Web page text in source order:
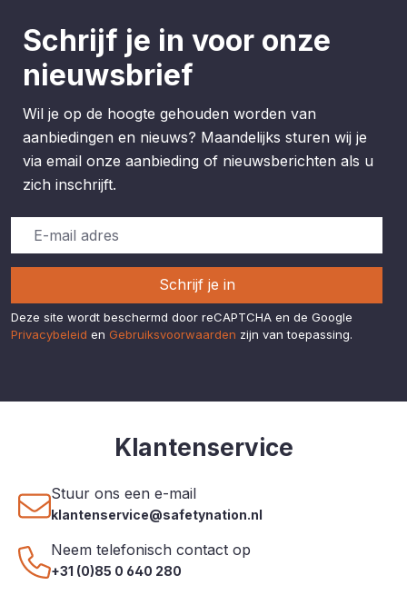
Schrijf je in voor onze
nieuwsbrief
Wil je op de hoogte gehouden worden van
aanbiedingen en nieuws? Maandelijks sturen wij je
via email onze aanbieding of nieuwsberichten als u
zich inschrijft.
Schrijf je in
Deze site wordt beschermd door reCAPTCHA en de Google
Privacybeleid en Gebruiksvoorwaarden zijn van toepassing.
Klantenservice
Stuur ons een e-mail
klantenservice@safetynation.nl
Neem telefonisch contact op
+31 (0)85 0 640 280